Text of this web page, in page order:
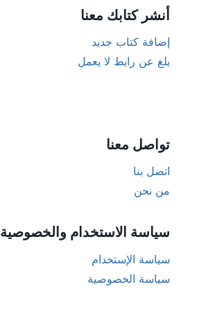
أنشر كتابك معنا
إضافة كتاب جديد
بلغ عن رابط لا يعمل
تواصل معنا
اتصل بنا
من نحن
سياسة الاستخدام والخصوصية
سياسة الإستخدام
سياسة الخصوصية